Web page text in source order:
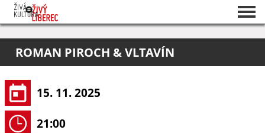
O projektu
Pořadatelé
ROMAN PIROCH & VLTAVÍN
15. 11. 2025
21:00